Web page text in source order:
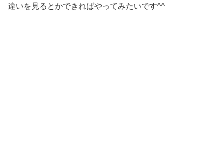
違いを見るとかできればやってみたいです^^